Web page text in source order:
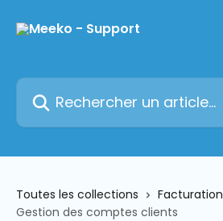
Rechercher un article...
Toutes les collections
Facturation
Gestion des comptes clients